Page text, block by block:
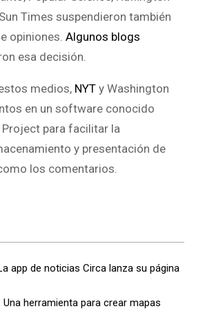
Times suspendieron también
opiniones. Algunos blogs
esa decisión.
medios, NYT y Washington
en un software conocido
para facilitar la
y presentación de
los comentarios.
app de noticias Circa lanza su página
Una herramienta para crear mapas